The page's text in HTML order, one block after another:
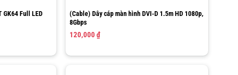
GK64 Full LED
(Cable) Dây cáp màn hình DVI-D 1.5m HD 1080p,
8Gbps
120,000₫